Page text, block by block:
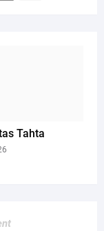
Tahta